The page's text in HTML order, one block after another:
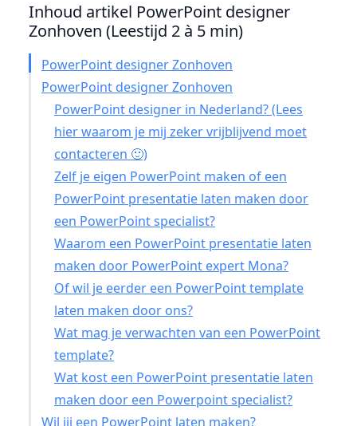
Inhoud artikel PowerPoint designer
Zonhoven (Leestijd 2 à 5 min)
PowerPoint designer Zonhoven
PowerPoint designer Zonhoven
PowerPoint designer in Nederland? (Lees
hier waarom je mij zeker vrijblijvend moet
contacteren 🙂)
Zelf je eigen PowerPoint maken of een
PowerPoint presentatie laten maken door
een PowerPoint specialist?
Waarom een PowerPoint presentatie laten
maken door PowerPoint expert Mona?
Of wil je eerder een PowerPoint template
laten maken door ons?
Wat mag je verwachten van een PowerPoint
template?
Wat kost een PowerPoint presentatie laten
maken door een Powerpoint specialist?
Wil jij een PowerPoint laten maken?